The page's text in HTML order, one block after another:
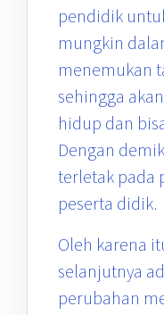
pendidik
mungkin
menemukan
sehingga
hidup dan
Dengan
terletak pada
peserta didik.
Oleh karena
selanjutnya
perubahan